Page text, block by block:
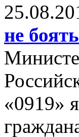
не
«0919»